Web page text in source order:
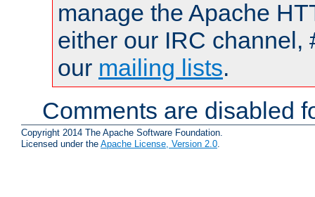
manage the Apache
either our IRC channel,
our mailing lists.
Comments are disabled
Copyright 2014 The Apache Software Foundation.
Licensed under the Apache License, Version 2.0